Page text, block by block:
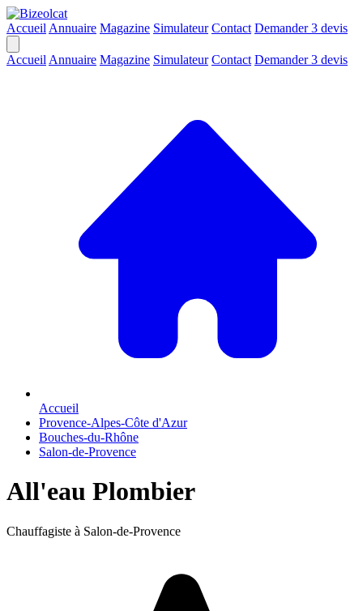
Accueil Annuaire Magazine Simulateur Contact Demander 3 devis
Accueil Annuaire Magazine Simulateur Contact Demander 3 devis
Accueil
Provence-Alpes-Côte d'Azur
Bouches-du-Rhône
Salon-de-Provence
All'eau Plombier
Chauffagiste à Salon-de-Provence